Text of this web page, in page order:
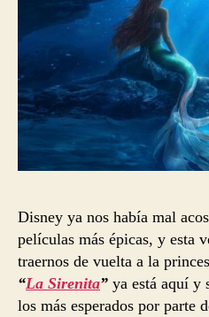
Disney ya nos había mal
películas más épicas, y esta
traernos de vuelta a la
“La Sirenita” ya está aquí y
los más esperados por parte